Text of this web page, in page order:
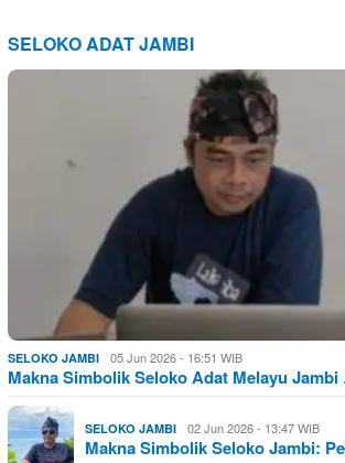
SELOKO ADAT JAMBI
SELOKO JAMBI 05 Jun 2026 - 16:51 WIB
Makna Simbolik Seloko Adat Melayu
SELOKO JAMBI 02 Jun 2026 - 13:47 WIB
Makna Simbolik Seloko Jambi: